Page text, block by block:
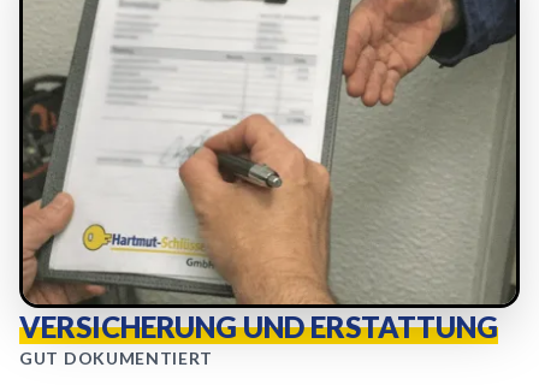
VERSICHERUNG UND ERSTATTUNG
GUT DOKUMENTIERT